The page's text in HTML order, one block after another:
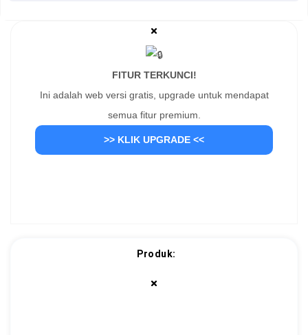
FITUR TERKUNCI!
Ini adalah web versi gratis, upgrade untuk mendapat
semua fitur premium.
>> KLIK UPGRADE <<
Produk: